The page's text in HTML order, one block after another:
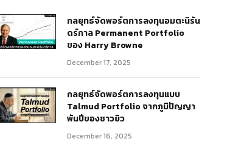
กลยุทธ์​จัดพอร์ตการลงทุนอมตะนิรัน
ดร์กาล Permanent Portfolio
ของ Harry Browne
December 17, 2025
กลยุทธ์จัดพอร์ตการลงทุนแบบ
Talmud Portfolio จากภูมิปัญญา
พันปีของชาวยิว
December 16, 2025